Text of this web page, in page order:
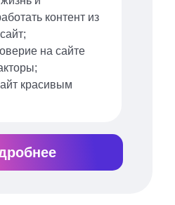
контент из
на сайте
красивым